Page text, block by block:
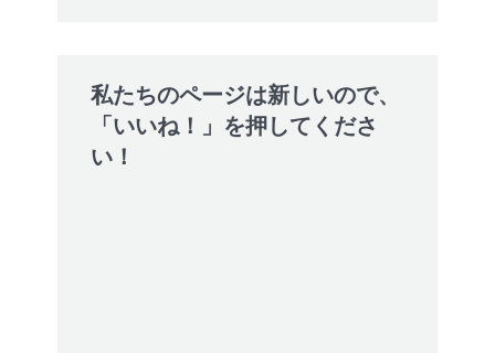
私たちのページは新しいので、
「いいね！」を押してくださ
い！